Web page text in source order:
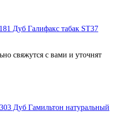
Дуб Галифакс табак ST37
свяжутся с вами и уточнят
Дуб Гамильтон натуральный